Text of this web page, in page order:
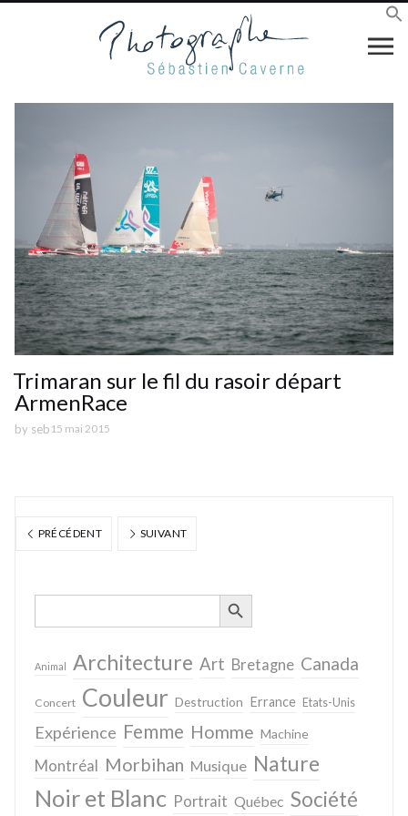
Trimaran sur le fil du rasoir départ
ArmenRace
by seb 15 mai 2015
PRÉCÉDENT SUIVANT
Search
SEARCH BUTTON
Animal Architecture Art Bretagne Canada
Concert Couleur Destruction Errance Etats-Unis
Expérience Femme Homme Machine
Montréal Morbihan Musique Nature
Noir et Blanc Portrait Québec Société